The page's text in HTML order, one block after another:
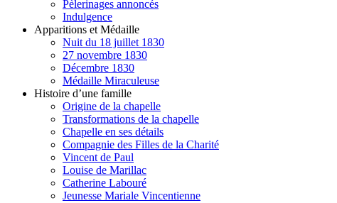
Pèlerinages annoncés
Indulgence
Apparitions et Médaille
Nuit du 18 juillet 1830
27 novembre 1830
Décembre 1830
Médaille Miraculeuse
Histoire d’une famille
Origine de la chapelle
Transformations de la chapelle
Chapelle en ses détails
Compagnie des Filles de la Charité
Vincent de Paul
Louise de Marillac
Catherine Labouré
Jeunesse Mariale Vincentienne